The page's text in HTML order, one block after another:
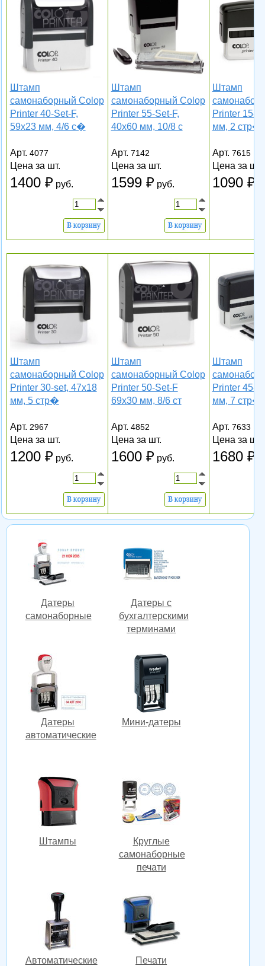
Штамп
самонаборный Colop
Printer 40-Set-F,
59х23 мм, 4/6 с�
Арт. 4077
Цена за шт.
1400 руб.
Штамп
самонаборный Colop
Printer 55-Set-F,
40х60 мм, 10/8 с
Арт. 7142
Цена за шт.
1599 руб.
Штамп
Printer 15-
мм, 2 стр�
Арт. 7615
Цена за шт.
1090
Штамп
самонаборный Colop
Printer 30-set, 47х18
мм, 5 стр�
Арт. 2967
Цена за шт.
1200 руб.
Штамп
самонаборный Colop
Printer 50-Set-F
69х30 мм, 8/6 ст
Арт. 4852
Цена за шт.
1600 руб.
Штамп
Printer 45-
мм, 7 стр�
Арт. 7633
Цена за шт.
1680
Датеры
самонаборные
Датеры с
бухгалтерскими
терминами
Датеры
автоматические
Мини-датеры
Штампы
Круглые
самонаборные
печати
Автоматические
Печати